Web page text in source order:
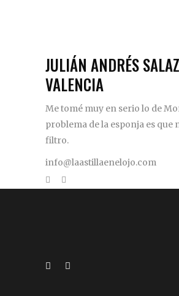
JULIÁN ANDRÉS
VALENCIA
Me tomé muy en serio lo de
problema de la esponja es que
filtro.
info@laastillaenelojo.com